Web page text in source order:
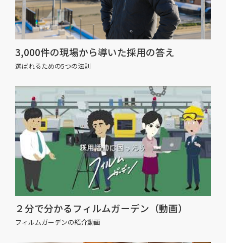
3,000件の現場から導いた採用の答え
選ばれるための5つの法則
２分で分かるフィルムガーデン（動画）
フィルムガーデンの紹介動画